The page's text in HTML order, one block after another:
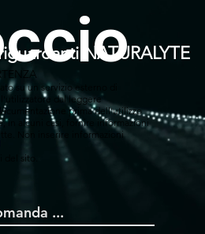
NATURALYTE
su un servizio esterno di
dal leggere
prima dell'utilizzo
in alcuni casi, fornire informazioni
Non inserire informazioni
sito.